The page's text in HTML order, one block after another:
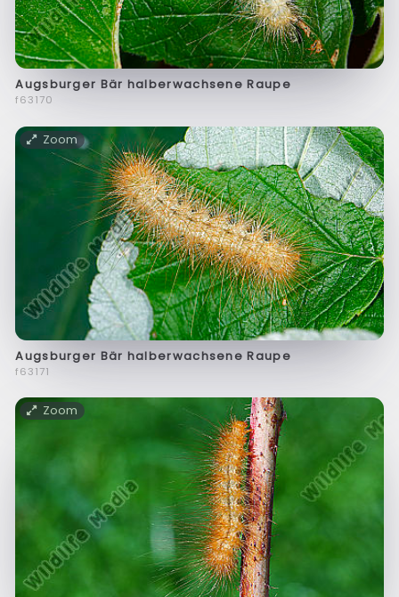
Augsburger Bär halberwachsene Raupe
f63170
Zoom
Augsburger Bär halberwachsene Raupe
f63171
Zoom